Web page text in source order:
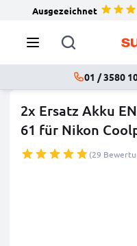
Ausgezeichnet
01 / 3580
2x Ersatz Akku
61 für Nikon
(29